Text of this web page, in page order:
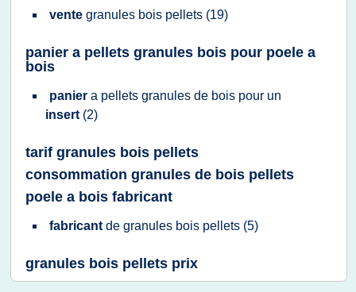
vente granules bois pellets (19)
panier a pellets granules bois pour poele a
bois
panier a pellets granules de bois pour un
insert (2)
tarif granules bois pellets
consommation granules de bois pellets
poele a bois fabricant
fabricant de granules bois pellets (5)
granules bois pellets prix